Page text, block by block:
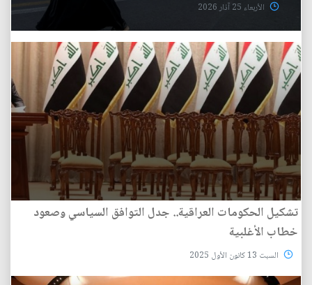
الأربعاء 25 آذار 2026
تشكيل الحكومات العراقية.. جدل التوافق السياسي وصعود
خطاب الأغلبية
السبت 13 كانون الأول 2025